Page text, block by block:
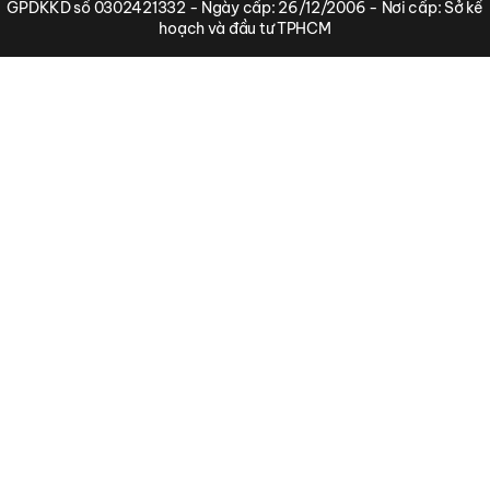
GPDKKD số 0302421332 - Ngày cấp: 26/12/2006 - Nơi cấp: Sở kế
hoạch và đầu tư TPHCM